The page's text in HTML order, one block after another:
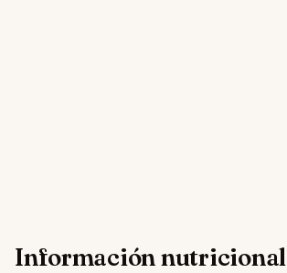
Información nutricional